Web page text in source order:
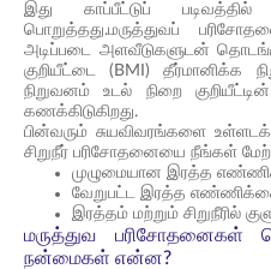
இது காப்பீட்டுப் படிவத்தில்
பொறுத்தது.மருத்துவப்
அடிப்படை அளவீடுகளுடன்
குறியீட்டை (BMI) தீர்மானிக்க
நிறுவனம் உடல் நிறை
கணக்கிடுகிறது.
பின்வரும் சுயவிவரங்களை
சிறுநீர் பரிசோதனையை நீங்கள்
முழுமையான இரத்த
வேறுபட்ட இரத்த
இரத்தம் மற்றும் சிறுநீரில்
மருத்துவ பரிசோதனைகள்
நன்மைகள் என்ன?